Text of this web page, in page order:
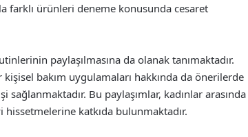
farklı ürünleri deneme konusunda cesaret
paylaşılmasına da olanak tanımaktadır.
bakım uygulamaları hakkında da önerilerde
Bu paylaşımlar, kadınlar arasında
katkıda bulunmaktadır.